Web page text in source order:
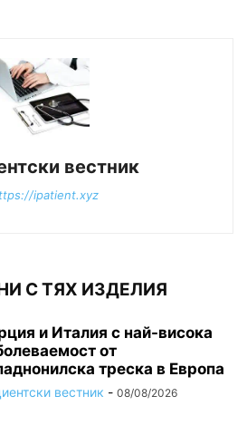
вестник
ipatient.xyz
С ТЯХ ИЗДЕЛИЯ
и Италия с най-висока
от
треска в Европа
вестник - 08/08/2026